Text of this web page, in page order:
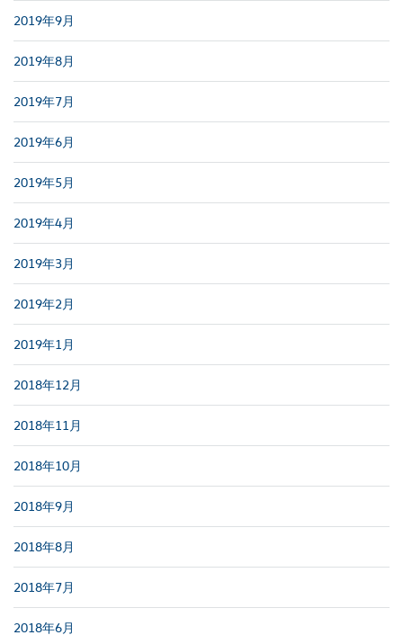
2019年9月
2019年8月
2019年7月
2019年6月
2019年5月
2019年4月
2019年3月
2019年2月
2019年1月
2018年12月
2018年11月
2018年10月
2018年9月
2018年8月
2018年7月
2018年6月